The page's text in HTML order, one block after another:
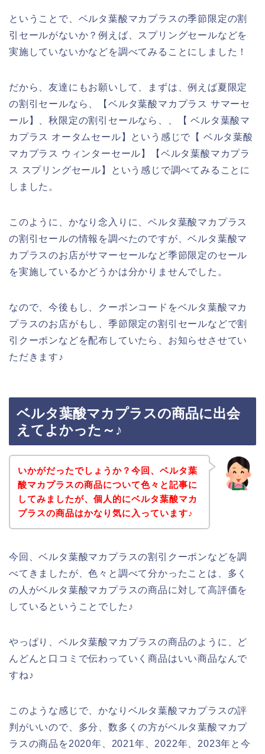
ということで、ベルタ葉酸マカプラスの季節限定の割
引セールがないか？例えば、スプリングセールなどを
実施していないかなどを調べてみることにしました！
だから、友達にもお願いして、まずは、例えば夏限定
の割引セールなら、【ベルタ葉酸マカプラス サマーセ
ール】、秋限定の割引セールなら、、【 ベルタ葉酸マ
カプラス オータムセール】という感じで【 ベルタ葉酸
マカプラス ウィンターセール】【ベルタ葉酸マカプラ
ス スプリングセール】という感じで調べてみることに
しました。
このように、かなり念入りに、ベルタ葉酸マカプラス
の割引セールの情報を調べたのですが、ベルタ葉酸マ
カプラスのお店がサマーセールなど季節限定のセール
を実施しているかどうかは分かりませんでした。
なので、今後もし、クーポンコードをベルタ葉酸マカ
プラスのお店がもし、季節限定の割引セールなどで割
引クーポンなどを配布していたら、お知らせさせてい
ただきます♪
ベルタ葉酸マカプラスの商品に出会
えてよかった～♪
いかがだったでしょうか？今回、ベルタ葉
酸マカプラスの商品について色々と記事に
してみましたが、個人的にベルタ葉酸マカ
プラスの商品はかなり気に入っています♪
今回、ベルタ葉酸マカプラスの割引クーポンなどを調
べてきましたが、色々と調べて分かったことは、多く
の人がベルタ葉酸マカプラスの商品に対して高評価を
しているということでした♪
やっぱり、ベルタ葉酸マカプラスの商品のように、ど
んどんと口コミで伝わっていく商品はいい商品なんで
すね♪
このような感じで、かなりベルタ葉酸マカプラスの評
判がいいので、多分、数多くの方がベルタ葉酸マカプ
ラスの商品を2020年、2021年、2022年、2023年と今